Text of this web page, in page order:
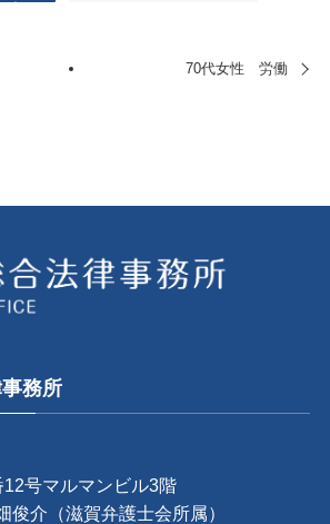
70代女性 労働
務所
号マルマンビル3階
介（滋賀弁護士会所属）